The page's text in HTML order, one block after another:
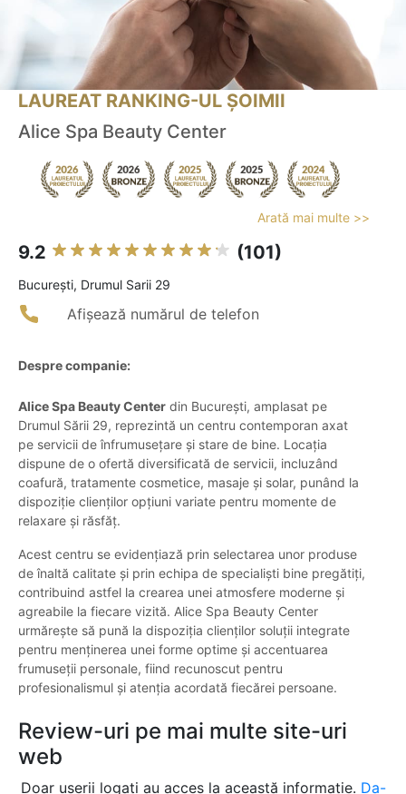
LAUREAT RANKING-UL ȘOIMII
Alice Spa Beauty Center
Arată mai multe >>
9.2 (101)
Bucureşti, Drumul Sarii 29
Afișează numărul de telefon
Despre companie:
Alice Spa Beauty Center din București, amplasat pe
Drumul Sării 29, reprezintă un centru contemporan axat
pe servicii de înfrumusețare și stare de bine. Locația
dispune de o ofertă diversificată de servicii, incluzând
coafură, tratamente cosmetice, masaje și solar, punând la
dispoziție clienților opțiuni variate pentru momente de
relaxare și răsfăț.
Acest centru se evidențiază prin selectarea unor produse
de înaltă calitate și prin echipa de specialiști bine pregătiți,
contribuind astfel la crearea unei atmosfere moderne și
agreabile la fiecare vizită. Alice Spa Beauty Center
urmărește să pună la dispoziția clienților soluții integrate
pentru menținerea unei forme optime și accentuarea
frumuseții personale, fiind recunoscut pentru
profesionalismul și atenția acordată fiecărei persoane.
Review-uri pe mai multe site-uri
web
Doar userii logați au acces la această informație. Da-